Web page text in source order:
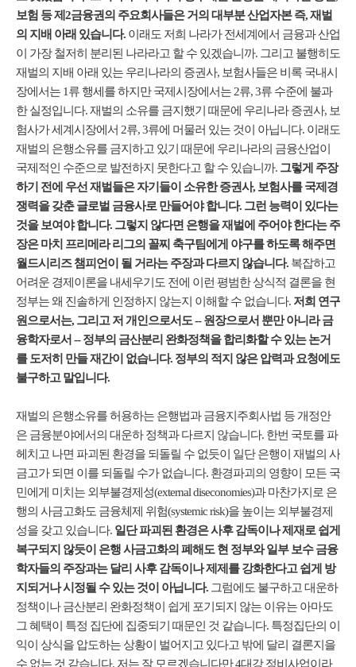
보험 등 제2금융권의 주요회사들은 거의 대부분 산업자본 즉, 재벌
의 지배 아래 있습니다. 이래도 저희 나라가 전세계에서 금융과 산업
이 가장 철저히 분리된 나라라고 할 수 있겠습니까. 그리고 불행히도
재벌의 지배 아래 있는 우리나라의 증권사, 보험사들은 비록 국내시
장에서는 1류 행세를 하지만 국제시장에서는 2류, 3류 수준에 불과
한 실정입니다. 재벌의 소유를 금지했기 때문에 우리나라 증권사, 보
험사가 세계시장에서 2류, 3류에 머물러 있는 것이 아닙니다. 이래도
재벌의 은행소유를 금지하고 있기 때문에 우리나라의 금융산업이
국제적인 수준으로 발전하지 못한다고 할 수 있습니까. 그렇게 주장
하기 전에 우선 재벌들은 자기들이 소유한 증권사, 보험사를 국제경
쟁력을 갖춘 글로벌 금융사로 만들어야 합니다. 그런 능력이 있다는
것을 보여야 합니다. 그렇지 않다면 은행을 재벌에 주어야 한다는 주
장은 마치 프리메라 리그의 꼴찌 축구팀에게 야구를 하도록 해주면
월드시리즈 챔피언이 될 거라는 주장과 다르지 않습니다. 복잡하고
어려운 경제이론을 내세우기도 전에 이런 평범한 상식적 결론을 현
정부는 왜 진솔하게 인정하지 않는지 이해할 수 없습니다. 저희 연구
원으로서는, 그리고 저 개인으로서도 -- 원장으로서 뿐만 아니라 금
융학자로서 -- 정부의 금산분리 완화정책을 합리화할 수 있는 논거
를 도저히 만들 재간이 없습니다. 정부의 적지 않은 압력과 요청에도
불구하고 말입니다.
재벌의 은행소유를 허용하는 은행법과 금융지주회사법 등 개정안
은 금융분야에서의 대운하 정책과 다르지 않습니다. 한번 국토를 파
헤치고 나면 파괴된 환경을 되돌릴 수 없듯이 일단 은행이 재벌의 사
금고가 되면 이를 되돌릴 수가 없습니다. 환경파괴의 영향이 모든 국
민에게 미치는 외부불경제성(external diseconomies)과 마찬가지로 은
행의 사금고화도 금융체제 위험(systemic risk)을 높이는 외부불경제
성을 갖고 있습니다. 일단 파괴된 환경은 사후 감독이나 제재로 쉽게
복구되지 않듯이 은행 사금고화의 폐해도 현 정부와 일부 보수 금융
학자들의 주장과는 달리 사후 감독이나 제제를 강화한다고 쉽게 방
지되거나 시정될 수 있는 것이 아닙니다. 그럼에도 불구하고 대운하
정책이나 금산분리 완화정책이 쉽게 포기되지 않는 이유는 아마도
그 혜택이 특정 집단에 집중되기 때문인 것 같습니다. 특정집단의 이
익이 상식을 압도하는 상황이 벌어지고 있다고 밖에 달리 결론지을
수 없는 것 같습니다. 저는 잘 모르겠습니다만 4대강 정비사업이라